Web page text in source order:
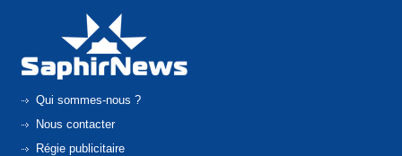
Qui sommes-nous ?
Nous contacter
Régie publicitaire